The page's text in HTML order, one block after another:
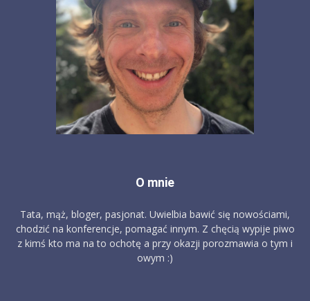
O mnie
Tata, mąż, bloger, pasjonat. Uwielbia bawić się nowościami,
chodzić na konferencje, pomagać innym. Z chęcią wypije piwo
z kimś kto ma na to ochotę a przy okazji porozmawia o tym i
owym :)